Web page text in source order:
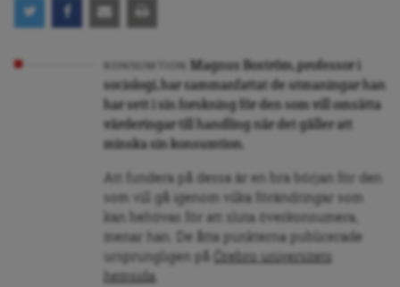
Magnus Boström, professor i
sociologi, har sammanfattat de utmaningar han
har sett i sin forskning för den som vill omsätta
värderingar till handling när det gäller att
minska sin konsumtion.
Att fundera på dessa är en bra början för den
som vill gå igenom vilka förändringar som
kan behövas för att sluta överkonsumera,
menar han. De åtta punkterna publicerade
ursprungligen på
Örebro universitets
hemsida